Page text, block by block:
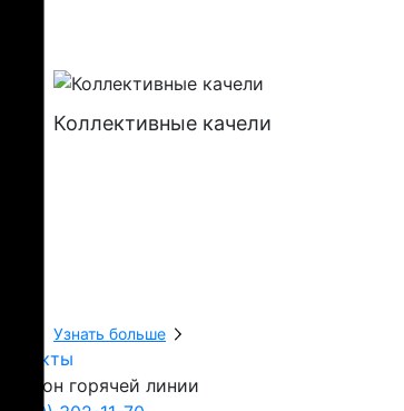
Коллективные качели
Узнать больше
Контакты
Телефон горячей линии